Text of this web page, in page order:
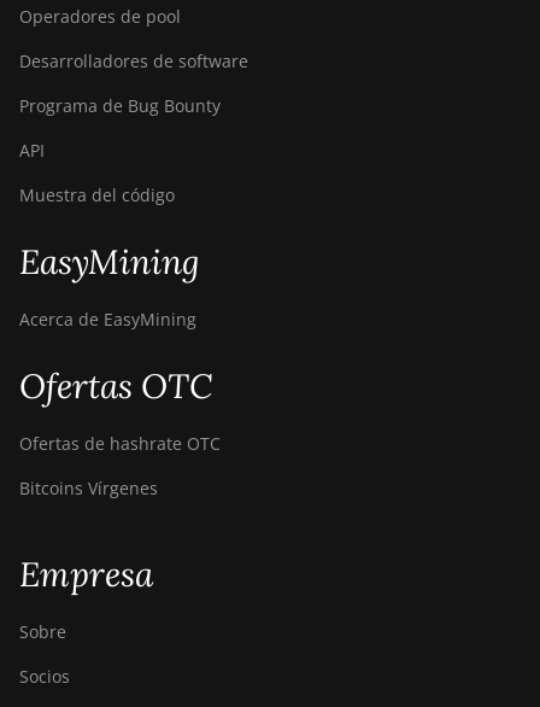
Operadores de pool
Desarrolladores de software
Programa de Bug Bounty
API
Muestra del código
EasyMining
Acerca de EasyMining
Ofertas OTC
Ofertas de hashrate OTC
Bitcoins Vírgenes
Empresa
Sobre
Socios